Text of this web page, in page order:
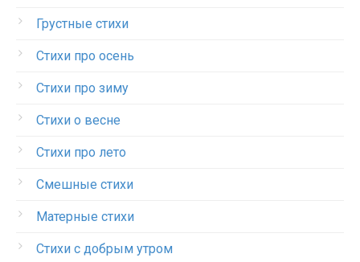
Грустные стихи
Стихи про осень
Стихи про зиму
Стихи о весне
Стихи про лето
Смешные стихи
Матерные стихи
Стихи с добрым утром